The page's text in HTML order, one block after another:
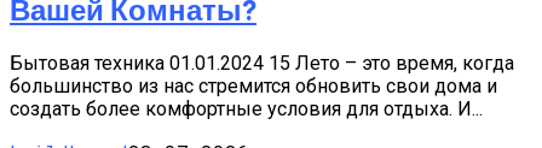
Вашей Комнаты?
Бытовая техника 01.01.2024 15 Лето – это время, когда
большинство из нас стремится обновить свои дома и
создать более комфортные условия для отдыха. И...